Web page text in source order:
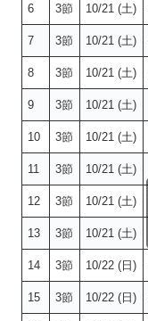
6 3節 10/21 (土)
7 3節 10/21 (土)
8 3節 10/21 (土)
9 3節 10/21 (土)
10 3節 10/21 (土)
11 3節 10/21 (土)
12 3節 10/21 (土)
13 3節 10/21 (土)
14 3節 10/22 (日)
15 3節 10/22 (日)